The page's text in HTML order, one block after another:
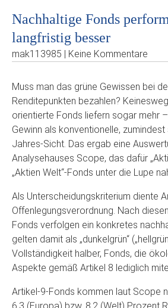
Nachhaltige Fonds
langfristig besser
mak113985 | Keine Kommentare
Muss man das grüne Gewissen bei
Renditepunkten bezahlen?
orientierte Fonds liefern sogar mehr
Gewinn als konventionelle, zumindest
Jahres-Sicht. Das ergab eine
Analysehauses Scope, das dafür
„Aktien Welt“-Fonds unter die Lupe
Als Unterscheidungskriterium diente
Offenlegungsverordnung. Nach
Fonds verfolgen ein konkretes
gelten damit als „dunkelgrün“
Vollständigkeit halber, Fonds, die
Aspekte gemäß Artikel 8 lediglich
Artikel-9-Fonds kommen laut Scope